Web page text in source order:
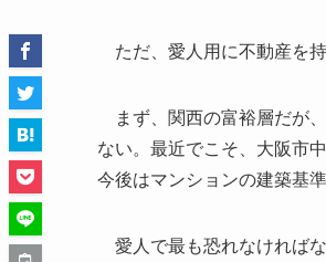
ただ、愛人用に不動産を
まず、関西の富裕層だが
ない。最近でこそ、大阪市
今後はマンションの建築基
愛人で最も恐れなければ